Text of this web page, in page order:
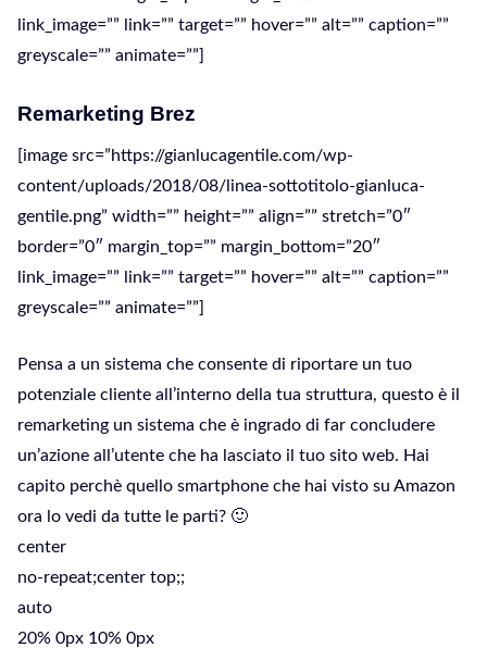
link_image=”” link=”” target=”” hover=”” alt=”” caption=””
greyscale=”” animate=””]
Remarketing Brez
[image src=”https://gianlucagentile.com/wp-
content/uploads/2018/08/linea-sottotitolo-gianluca-
gentile.png” width=”” height=”” align=”” stretch=”0″
border=”0″ margin_top=”” margin_bottom=”20″
link_image=”” link=”” target=”” hover=”” alt=”” caption=””
greyscale=”” animate=””]
Pensa a un sistema che consente di riportare un tuo
potenziale cliente all’interno della tua struttura, questo è il
remarketing un sistema che è ingrado di far concludere
un’azione all’utente che ha lasciato il tuo sito web. Hai
capito perchè quello smartphone che hai visto su Amazon
ora lo vedi da tutte le parti? 🙂
center
no-repeat;center top;;
auto
20% 0px 10% 0px